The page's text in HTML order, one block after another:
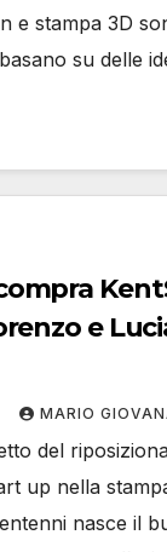
e stampa 3D
su delle
e
MARIO
del
up nella
nasce il